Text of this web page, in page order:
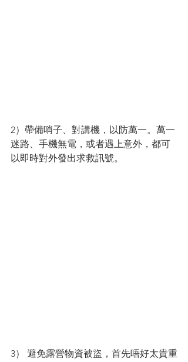
2）帶備哨子、對講機，以防萬一。萬一
迷路、手機無電，或者遇上意外，都可
以即時對外發出求救訊號。
3） 避免露營物資被盜，首先唔好太貴重